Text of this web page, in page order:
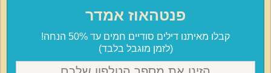
פנטהאוז אמדר
קבלו מאיתנו דילים סודיים חמים עד 50% הנחה!
(לזמן מוגבל בלבד)